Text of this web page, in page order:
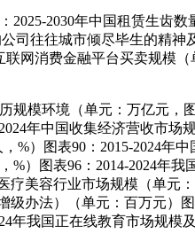
2030年中国租赁生齿数
司往往城市倾尽毕生的精
网消费金融平台买卖规模
模环境（单元：万亿元，
年中国收集经济营收市
）图表90：2015-2024年
）图表96：2014-2024年
美容行业市场规模（单元
办法）（单元：百万元）
年我国正在线教育市场规模